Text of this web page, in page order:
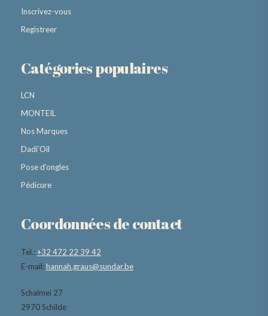
Inscrivez-vous
Registreer
Catégories populaires
LCN
MONTEIL
Nos Marques
Dadi’Oil
Pose d’ongles
Pédicure
Coordonnées de contact
Tel.:+32 472 22 39 42
E-mail:hannah.graus@sundar.be
Schalmei 27
2970 Schilde